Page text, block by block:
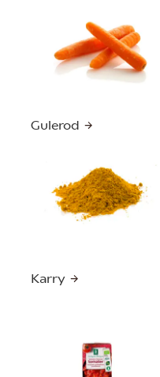
Gulerod
Karry